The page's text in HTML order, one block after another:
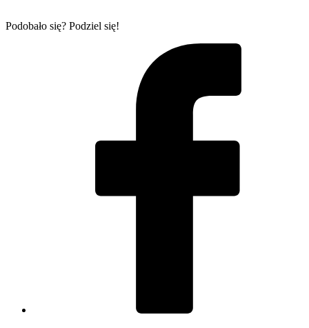
Podobało się? Podziel się!